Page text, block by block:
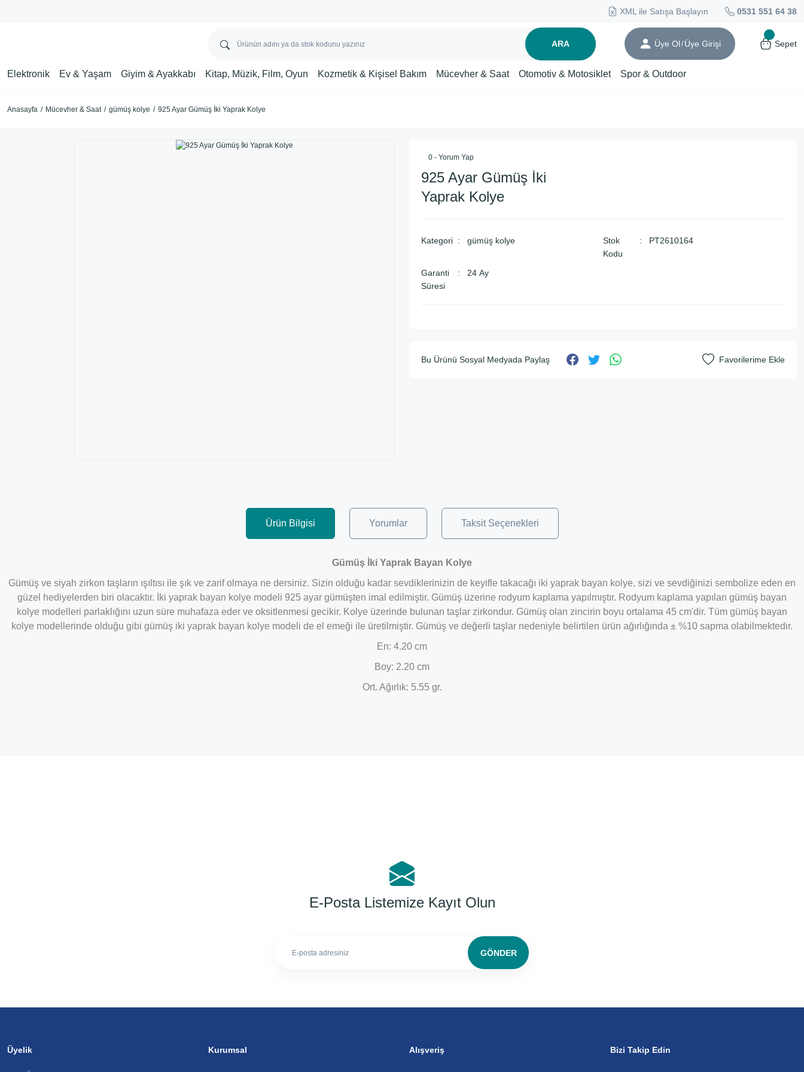
XML ile Satışa Başlayın 0531 551 64 38
ARA Üye Ol/ Üye Girişi Sepet
Elektronik Ev & Yaşam Giyim & Ayakkabı Kitap, Müzik, Film, Oyun Kozmetik & Kişisel Bakım Mücevher & Saat Otomotiv & Motosiklet Spor & Outdoor
Anasayfa Mücevher & Saat gümüş kolye 925 Ayar Gümüş İki Yaprak Kolye
0 - Yorum Yap
925 Ayar Gümüş İki
Yaprak Kolye
Kategori gümüş kolye
Stok
Kodu
PT2610164
Garanti
Süresi
24 Ay
Bu Ürünü Sosyal Medyada Paylaş
Ürün Bilgisi Yorumlar Taksit Seçenekleri
Gümüş İki Yaprak Bayan Kolye
Gümüş ve siyah zirkon taşların ışıltısı ile şık ve zarif olmaya ne dersiniz. Sizin olduğu kadar sevdiklerinizin de keyifle takacağı iki yaprak bayan kolye, sizi ve sevdiğinizi sembolize eden en
güzel hediyelerden biri olacaktır. İki yaprak bayan kolye modeli 925 ayar gümüşten imal edilmiştir. Gümüş üzerine rodyum kaplama yapılmıştır. Rodyum kaplama yapılan gümüş bayan
kolye modelleri parlaklığını uzun süre muhafaza eder ve oksitlenmesi gecikir. Kolye üzerinde bulunan taşlar zirkondur. Gümüş olan zincirin boyu ortalama 45 cm'dir. Tüm gümüş bayan
kolye modellerinde olduğu gibi gümüş iki yaprak bayan kolye modeli de el emeği ile üretilmiştir. Gümüş ve değerli taşlar nedeniyle belirtilen ürün ağırlığında ± %10 sapma olabilmektedir.
En: 4.20 cm
Boy: 2.20 cm
Ort. Ağırlık: 5.55 gr.
E-Posta Listemize Kayıt Olun
GÖNDER
Üyelik Kurumsal Alışveriş Bizi Takip Edin